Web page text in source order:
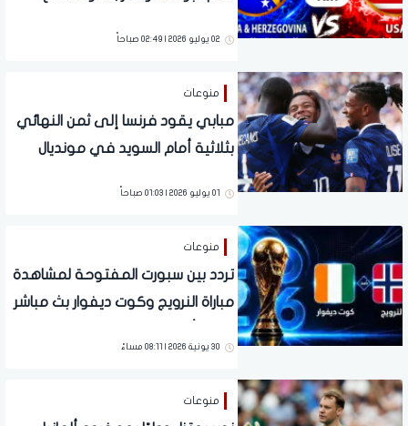
02 يوليو 2026 | 02:49 صباحاً
منوعات
مبابي يقود فرنسا إلى ثمن النهائي
بثلاثية أمام السويد في مونديال
01 يوليو 2026 | 01:03 صباحاً
منوعات
تردد بين سبورت المفتوحة لمشاهدة
مباراة النرويج وكوت ديفوار بث مباشر
30 يونية 2026 | 08:11 مساءً
منوعات